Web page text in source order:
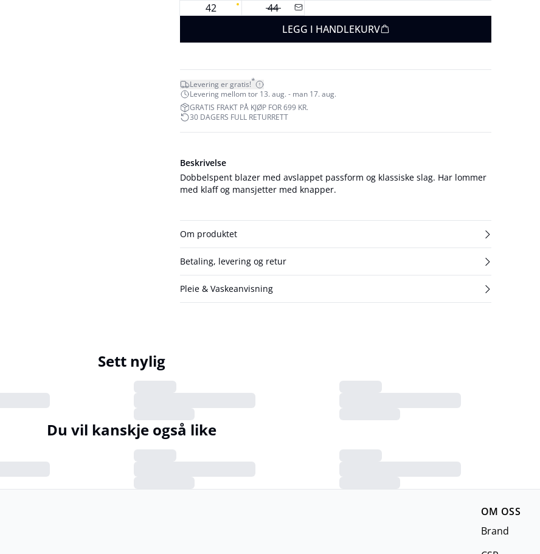
42
44
LEGG I HANDLEKURV
Levering er gratis!*
Levering mellom tor 13. aug. - man 17. aug.
GRATIS FRAKT PÅ KJØP FOR 699 KR.
30 DAGERS FULL RETURRETT
Beskrivelse
Dobbelspent blazer med avslappet passform og klassiske slag. Har lommer
med klaff og mansjetter med knapper.
Om produktet
Betaling, levering og retur
Pleie & Vaskeanvisning
Sett nylig
Du vil kanskje også like
OM OSS
Brand